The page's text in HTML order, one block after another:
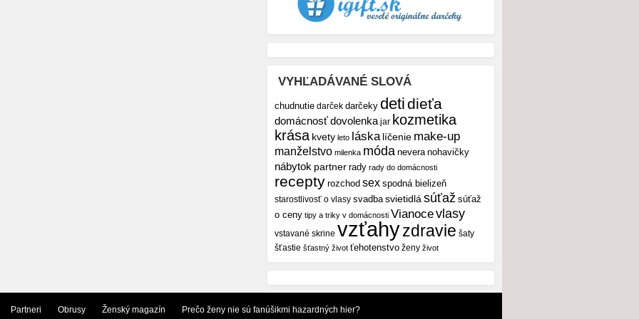
VYHĽADÁVANÉ SLOVÁ
chudnutie darček darčeky detidieťa
domácnosťdovolenka jar kozmetika
krása kvety leto láska líčenie make-up
manželstvo milenka móda nevera nohavičky
nábytok partner rady rady do domácnosti
recepty rozchod sex spodná bielizeň
starostlivosť o vlasy svadba svietidlá súťaž súťaž
o ceny tipy a triky v domácnosti Vianocevlasy
vstavané skrine vzťahyzdravie šaty
šťastie šťastný život ťehotenstvo ženy život
Partneri Obrusy Ženský magazín Prečo ženy nie sú fanúšikmi hazardných hier?